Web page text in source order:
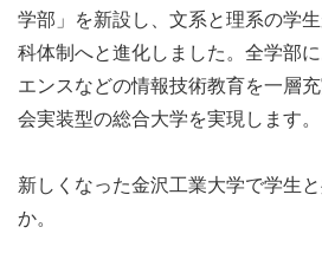
学部」を新設し、文系と理系の学
科体制へと進化しました。全学部
エンスなどの情報技術教育を一層
会実装型の総合大学を実現します。
新しくなった金沢工業大学で学生
か。